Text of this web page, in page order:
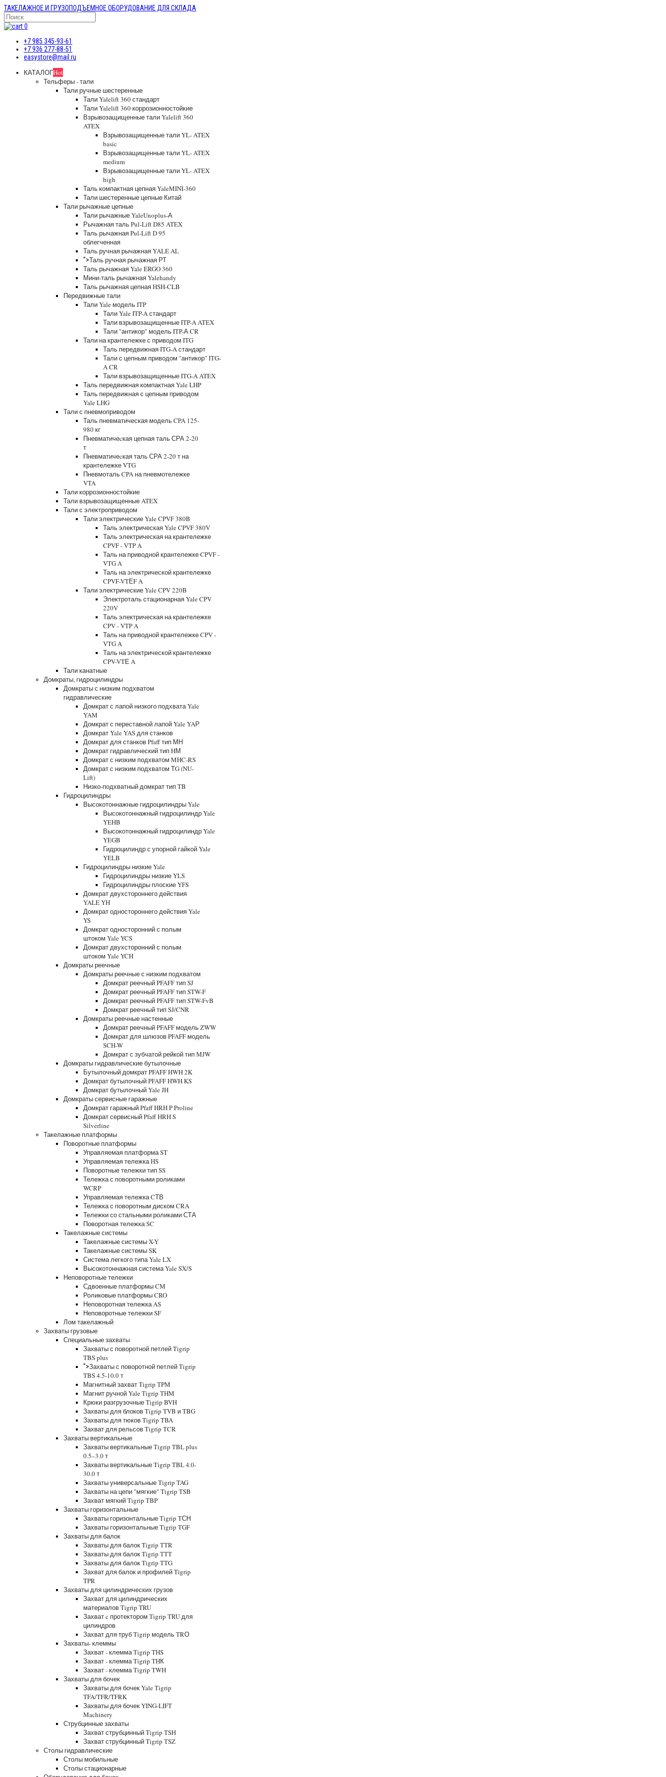
ТАКЕЛАЖНОЕ И ГРУЗОПОДЪЕМНОЕ ОБОРУДОВАНИЕ ДЛЯ СКЛАДА
0
+7 985 345-93-61
+7 936 277-88-51
easystore@mail.ru
КАТАЛОГHot
Тельферы - тали
Тали ручные шестеренные
Тали Yalelift 360 стандарт
Тали Yalelift 360 коррозионностойкие
Взрывозащищенные тали Yalelift 360
ATEX
Взрывозащищенные тали YL- ATEX
basic
Взрывозащищенные тали YL- ATEX
medium
Взрывозащищенные тали YL- ATEX
high
Таль компактная цепная YaleMINI-360
Тали шестеренные цепные Китай
Тали рычажные цепные
Тали рычажные YaleUnoplus-А
Рычажная таль Pul-Lift D85 ATEX
Таль рычажная Pul-Lift D 95
облегченная
Таль ручная рычажная YALE AL
">Таль ручная рычажная РТ
Таль рычажная Yale ERGO 360
Мини-таль рычажная Yalehandy
Таль рычажная цепная HSH-CLB
Передвижные тали
Тали Yale модель ITP
Тали Yale ITP-A стандарт
Тали взрывозащищенные ITP-A ATEX
Тали "антикор" модель ITP-А CR
Тали на крантележке с приводом ITG
Таль передвижная ITG-A стандарт
Тали с цепным приводом "антикор" ITG-
A CR
Тали взрывозащищенные ITG-A ATEX
Таль передвижная компактная Yale LHP
Таль передвижная с цепным приводом
Yale LHG
Тали с пневмоприводом
Таль пневматическая модель CPA 125-
980 кг
Пневматичеcкая цепная таль СРА 2-20
т
Пневматичеcкая таль СРА 2-20 т на
крантележке VTG
Пневмоталь CPA на пневмотележке
VTA
Тали коррозионностойкие
Тали взрывозащищенные ATEX
Тали с электроприводом
Тали электрические Yale CPVF 380B
Таль электрическая Yale CPVF 380V
Таль электрическая на крантележке
CPVF - VTP A
Таль на приводной крантележке CPVF -
VTG A
Таль на электрической крантележке
CPVF-VTЕF A
Тали электрические Yale CPV 220B
Электроталь стационарная Yale CPV
220V
Таль электрическая на крантележке
CPV - VTP A
Таль на приводной крантележке CPV -
VTG A
Таль на электрической крантележке
CPV-VTЕ A
Тали канатные
Домкраты, гидроцилиндры
Домкраты с низким подхватом
гидравлические
Домкрат с лапой низкого подхвата Yale
YAM
Домкрат с переставной лапой Yale YAР
Домкрат Yale YAS для станков
Домкрат для станков Pfaff тип МН
Домкрат гидравлический тип HМ
Домкрат с низким подхватом MHC-RS
Домкрат с низким подхватом ТG (NU-
Lift)
Низко-подхватный домкрат тип TB
Гидроцилиндры
Высокотоннажные гидроцилиндры Yale
Высокотоннажный гидроцилиндр Yale
YEHB
Высокотоннажный гидроцилиндр Yale
YEGB
Гидроцилиндр с упорной гайкой Yale
YELB
Гидроцилиндры низкие Yale
Гидроцилиндры низкие YLS
Гидроцилиндры плоские YFS
Домкрат двухстороннего действия
YALE YH
Домкрат одностороннего действия Yale
YS
Домкрат односторонний с полым
штоком Yale YCS
Домкрат двухсторонний с полым
штоком Yale YCH
Домкраты реечные
Домкраты реечные с низким подхватом
Домкрат реечный PFAFF тип SJ
Домкрат реечный PFAFF тип STW-F
Домкрат реечный PFAFF тип STW-FvB
Домкрат реечный тип SJ/CNR
Домкраты реечные настенные
Домкрат реечный PFAFF модель ZWW
Домкрат для шлюзов PFAFF модель
SCH-W
Домкрат с зубчатой рейкой тип MJW
Домкраты гидравлические бутылочные
Бутылочный домкрат PFAFF HWH 2K
Домкрат бутылочный PFAFF HWH KS
Домкрат бутылочный Yale JH
Домкраты сервисные гаражные
Домкрат гаражный Pfaff HRH P Proline
Домкрат сервисный Pfaff HRH S
Silverline
Такелажные платформы
Поворотные платформы
Управляемая платформа ST
Управляемая тележка HS
Поворотные тележки тип SS
Тележка с поворотными роликами
WCRP
Управляемая тележка CТВ
Тележка с поворотным диском CRA
Тележки со стальными роликами СТА
Поворотная тележка SC
Такелажные системы
Такелажные системы X-Y
Такелажные системы SK
Система легкого типа Yale LX
Высокотоннажная система Yale SX/S
Неповоротные тележки
Сдвоенные платформы CM
Роликовые платформы CRO
Неповоротная тележка AS
Неповоротные тележки SF
Лом такелажный
Захваты грузовые
Специальные захваты
Захваты с поворотной петлей Tigrip
TBS plus
">Захваты с поворотной петлей Tigrip
TBS 4.5-10.0 т
Магнитный захват Tigrip TPM
Магнит ручной Yale Tigrip THM
Крюки разгрузочные Tigrip BVH
Захваты для блоков Tigrip TVB и TBG
Захваты для тюков Tigrip TBA
Захват для рельсов Tigrip TCR
Захваты вертикальные
Захваты вертикальные Tigrip TBL plus
0.5–3.0 т
Захваты вертикальные Tigrip TBL 4.0-
30.0 т
Захваты универсальные Tigrip TAG
Захваты на цепи "мягкие" Tigrip TSB
Захват мягкий Tigrip TBP
Захваты горизонтальные
Захваты горизонтальные Tigrip TСН
Захваты горизонтальные Tigrip TGF
Захваты для балок
Захваты для балок Tigrip TTR
Захваты для балок Tigrip TTT
Захваты для балок Tigrip TTG
Захват для балок и профилей Tigrip
TPR
Захваты для цилиндрических грузов
Захват для цилиндрических
материалов Tigrip TRU
Захват c протектором Tigrip TRU для
цилиндров
Захват для труб Tigrip модель TRО
Захваты- клеммы
Захват - клемма Tigrip THS
Захват - клемма Tigrip THК
Захват - клемма Tigrip TWH
Захваты для бочек
Захваты для бочек Yale Tigrip
TFA/TFR/TFRK
Захваты для бочек YING-LIFT
Machinery
Струбцинные захваты
Захват струбцинный Tigrip TSH
Захват струбцинный Tigrip TSZ
Столы гидравлические
Столы мобильные
Столы стационарные